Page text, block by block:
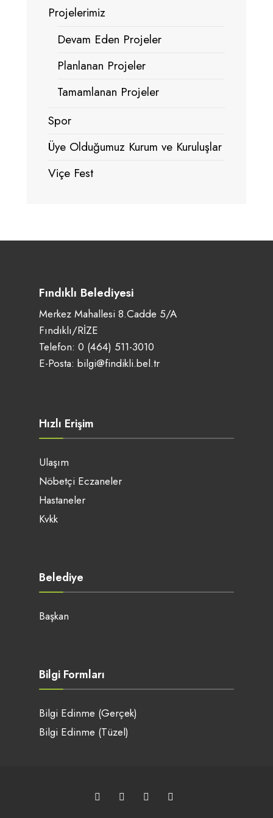
Projelerimiz
Devam Eden Projeler
Planlanan Projeler
Tamamlanan Projeler
Spor
Üye Olduğumuz Kurum ve Kuruluşlar
Viçe Fest
Fındıklı Belediyesi
Merkez Mahallesi 8.Cadde 5/A
Fındıklı/RİZE
Telefon: 0 (464) 511-3010
E-Posta: bilgi@findikli.bel.tr
Hızlı Erişim
Ulaşım
Nöbetçi Eczaneler
Hastaneler
Kvkk
Belediye
Başkan
Bilgi Formları
Bilgi Edinme (Gerçek)
Bilgi Edinme (Tüzel)